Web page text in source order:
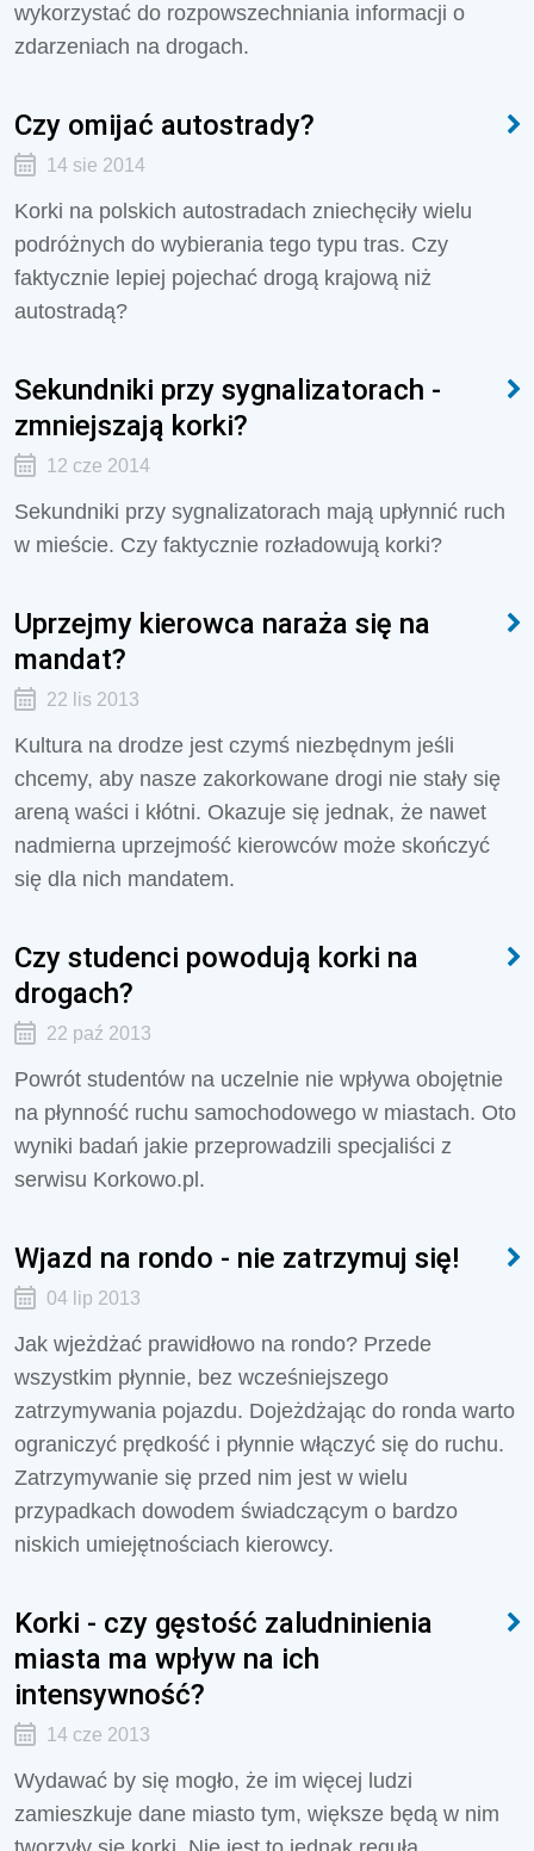
wykorzystać do rozpowszechniania informacji o
zdarzeniach na drogach.
Czy omijać autostrady?
14 sie 2014
Korki na polskich autostradach zniechęciły wielu
podróżnych do wybierania tego typu tras. Czy
faktycznie lepiej pojechać drogą krajową niż
autostradą?
Sekundniki przy sygnalizatorach -
zmniejszają korki?
12 cze 2014
Sekundniki przy sygnalizatorach mają upłynnić ruch
w mieście. Czy faktycznie rozładowują korki?
Uprzejmy kierowca naraża się na
mandat?
22 lis 2013
Kultura na drodze jest czymś niezbędnym jeśli
chcemy, aby nasze zakorkowane drogi nie stały się
areną waści i kłótni. Okazuje się jednak, że nawet
nadmierna uprzejmość kierowców może skończyć
się dla nich mandatem.
Czy studenci powodują korki na
drogach?
22 paź 2013
Powrót studentów na uczelnie nie wpływa obojętnie
na płynność ruchu samochodowego w miastach. Oto
wyniki badań jakie przeprowadzili specjaliści z
serwisu Korkowo.pl.
Wjazd na rondo - nie zatrzymuj się!
04 lip 2013
Jak wjeżdżać prawidłowo na rondo? Przede
wszystkim płynnie, bez wcześniejszego
zatrzymywania pojazdu. Dojeżdżając do ronda warto
ograniczyć prędkość i płynnie włączyć się do ruchu.
Zatrzymywanie się przed nim jest w wielu
przypadkach dowodem świadczącym o bardzo
niskich umiejętnościach kierowcy.
Korki - czy gęstość zaludninienia
miasta ma wpływ na ich
intensywność?
14 cze 2013
Wydawać by się mogło, że im więcej ludzi
zamieszkuje dane miasto tym, większe będą w nim